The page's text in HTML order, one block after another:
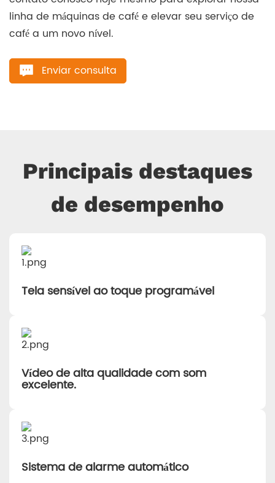
linha de máquinas de café e elevar seu serviço de
café a um novo nível.
Enviar consulta
Principais destaques
de desempenho
Tela sensível ao toque programável
Vídeo de alta qualidade com som
excelente.
Sistema de alarme automático